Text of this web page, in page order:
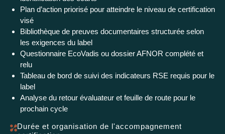
Plan d’action priorisé pour atteindre le niveau de certification
visé
Bibliothèque de preuves documentaires structurée selon
les exigences du label
Questionnaire EcoVadis ou dossier AFNOR complété et
relu
Tableau de bord de suivi des indicateurs RSE requis pour le
label
Analyse du retour évaluateur et feuille de route pour le
prochain cycle
Durée et organisation de l'accompagnement